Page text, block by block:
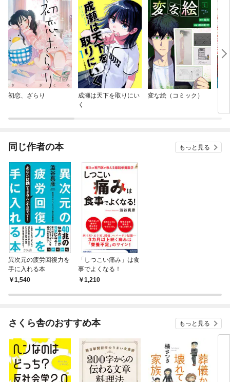
初恋、ざらり
成瀬は天下を取りにい
く
変な絵（コミック）
同じ作者の本 もっと見る
異次元の疲労回復力を
手に入れる本
1,540
「しつこい痛み」は食
事でよくなる！
1,210
さくら舎のおすすめ本 もっと見る